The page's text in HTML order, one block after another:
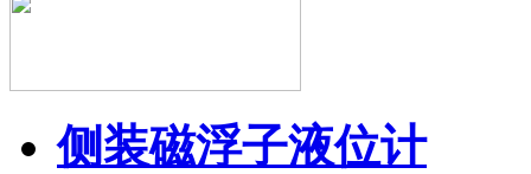
侧装磁浮子液位计